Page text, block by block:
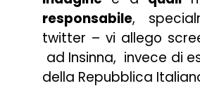
responsabile,
twitter – vi allego
ad Insinna, invece di
della Repubblica